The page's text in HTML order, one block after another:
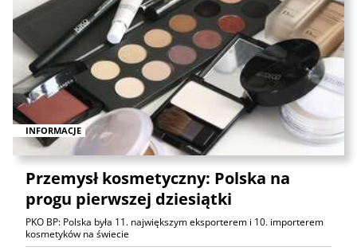
INFORMACJE
Przemysł kosmetyczny: Polska na
progu pierwszej dziesiątki
PKO BP: Polska była 11. największym eksporterem i 10. importerem
kosmetyków na świecie